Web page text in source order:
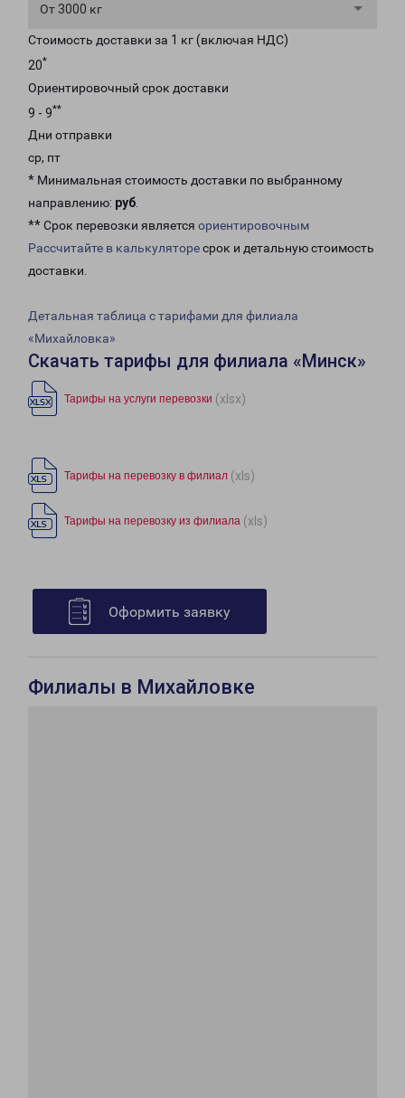
От 3000 кг
Стоимость доставки за 1 кг (включая НДС)
20*
Ориентировочный срок доставки
9 - 9**
Дни отправки
ср, пт
* Минимальная стоимость доставки по выбранному
направлению: руб.
** Срок перевозки является ориентировочным
Рассчитайте в калькуляторесрок и детальную стоимость
доставки.
Детальная таблица с тарифами для филиала
«Михайловка»
Скачать тарифы для филиала «Минск»
Тарифы на услуги перевозки (xlsx)
Тарифы на перевозку в филиал (xls)
Тарифы на перевозку из филиала (xls)
Оформить заявку
Филиалы в Михайловке